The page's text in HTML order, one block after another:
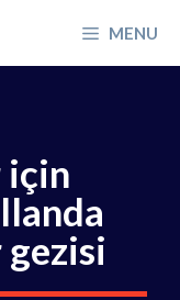
MENU
için
gezisi